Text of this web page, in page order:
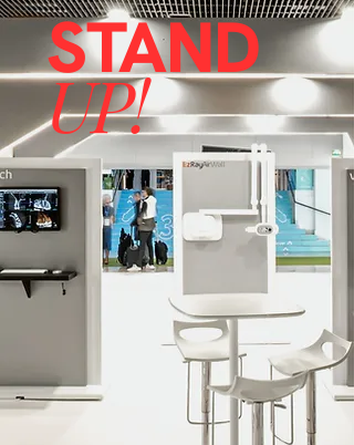
STAND
UP!